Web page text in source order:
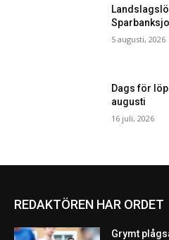
5 augusti, 2026
Dags för
augusti
16 juli, 2026
REDAKTÖREN HAR ORDET
Grymt